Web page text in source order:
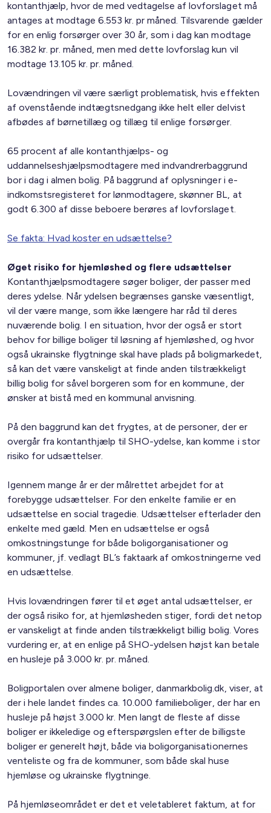
kontanthjælp, hvor de med vedtagelse af lovforslaget må
antages at modtage 6.553 kr. pr måned. Tilsvarende gælder
for en enlig forsørger over 30 år, som i dag kan modtage
16.382 kr. pr. måned, men med dette lovforslag kun vil
modtage 13.105 kr. pr. måned.
Lovændringen vil være særligt problematisk, hvis effekten
af ovenstående indtægtsnedgang ikke helt eller delvist
afbødes af børnetillæg og tillæg til enlige forsørger.
65 procent af alle kontanthjælps- og
uddannelseshjælpsmodtagere med indvandrerbaggrund
bor i dag i almen bolig. På baggrund af oplysninger i e-
indkomstsregisteret for lønmodtagere, skønner BL, at
godt 6.300 af disse beboere berøres af lovforslaget.
Se fakta: Hvad koster en udsættelse?
Øget risiko for hjemløshed og flere udsættelser
Kontanthjælpsmodtagere søger boliger, der passer med
deres ydelse. Når ydelsen begrænses ganske væsentligt,
vil der være mange, som ikke længere har råd til deres
nuværende bolig. I en situation, hvor der også er stort
behov for billige boliger til løsning af hjemløshed, og hvor
også ukrainske flygtninge skal have plads på boligmarkedet,
så kan det være vanskeligt at finde anden tilstrækkeligt
billig bolig for såvel borgeren som for en kommune, der
ønsker at bistå med en kommunal anvisning.
På den baggrund kan det frygtes, at de personer, der er
overgår fra kontanthjælp til SHO-ydelse, kan komme i stor
risiko for udsættelser.
Igennem mange år er der målrettet arbejdet for at
forebygge udsættelser. For den enkelte familie er en
udsættelse en social tragedie. Udsættelser efterlader den
enkelte med gæld. Men en udsættelse er også
omkostningstunge for både boligorganisationer og
kommuner, jf. vedlagt BL’s faktaark af omkostningerne ved
en udsættelse.
Hvis lovændringen fører til et øget antal udsættelser, er
der også risiko for, at hjemløsheden stiger, fordi det netop
er vanskeligt at finde anden tilstrækkeligt billig bolig. Vores
vurdering er, at en enlige på SHO-ydelsen højst kan betale
en husleje på 3.000 kr. pr. måned.
Boligportalen over almene boliger, danmarkbolig.dk, viser, at
der i hele landet findes ca. 10.000 familieboliger, der har en
husleje på højst 3.000 kr. Men langt de fleste af disse
boliger er ikkeledige og efterspørgslen efter de billigste
boliger er generelt højt, både via boligorganisationernes
venteliste og fra de kommuner, som både skal huse
hjemløse og ukrainske flygtninge.
På hjemløseområdet er det et veletableret faktum, at for